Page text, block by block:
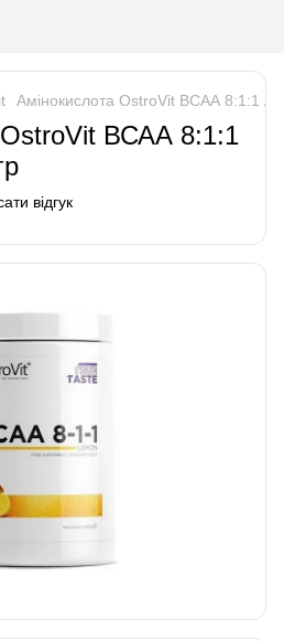
Амінокислота OstroVit ВСАА 8:1:1
OstroVit ВСАА 8:1:1
відгук